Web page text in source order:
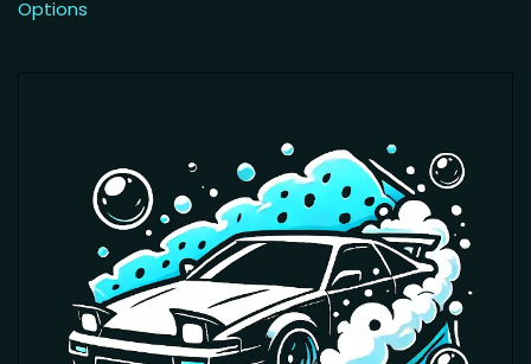
Options